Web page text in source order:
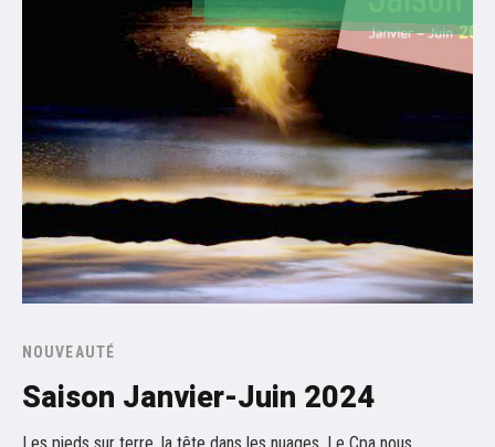
NOUVEAUTÉ
Saison Janvier-Juin 2024